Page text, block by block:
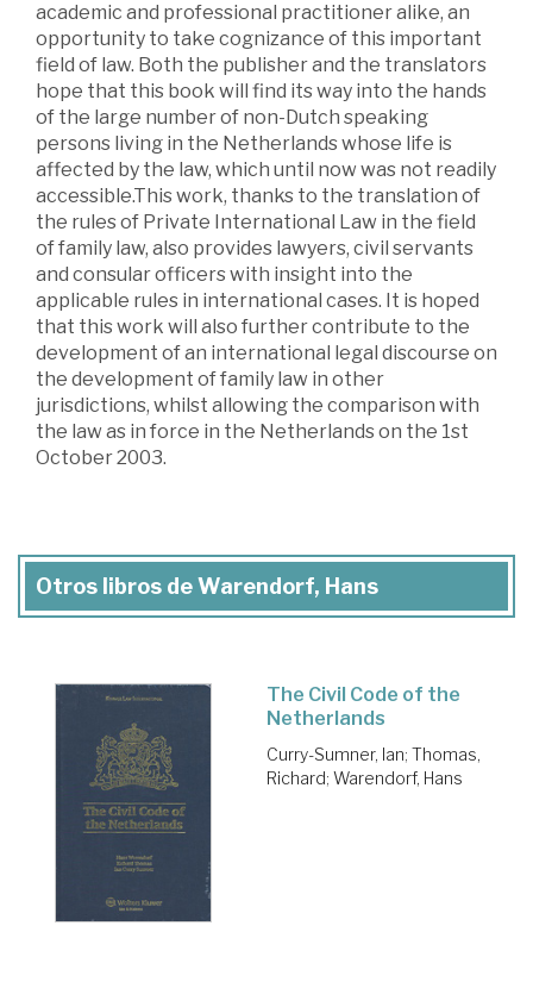
academic and professional practitioner alike, an
opportunity to take cognizance of this important
field of law. Both the publisher and the translators
hope that this book will find its way into the hands
of the large number of non-Dutch speaking
persons living in the Netherlands whose life is
affected by the law, which until now was not readily
accessible.This work, thanks to the translation of
the rules of Private International Law in the field
of family law, also provides lawyers, civil servants
and consular officers with insight into the
applicable rules in international cases. It is hoped
that this work will also further contribute to the
development of an international legal discourse on
the development of family law in other
jurisdictions, whilst allowing the comparison with
the law as in force in the Netherlands on the 1st
October 2003.
Otros libros de Warendorf, Hans
The Civil Code of the
Netherlands
Curry-Sumner, Ian; Thomas,
Richard; Warendorf, Hans